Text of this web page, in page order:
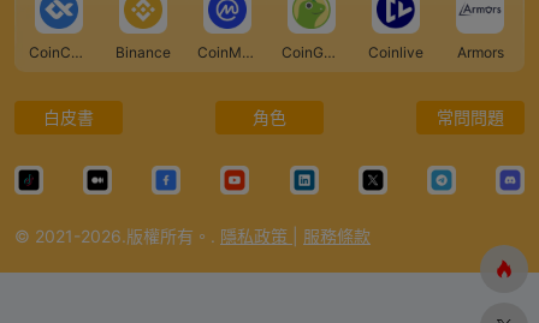
CoinCarp Binance CoinMarketCap CoinGecko Coinlive Armors
白皮書 角色 常問問題
© 2021-2026.版權所有。. 隱私政策 服務條款